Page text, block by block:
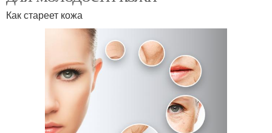
Как стареет кожа